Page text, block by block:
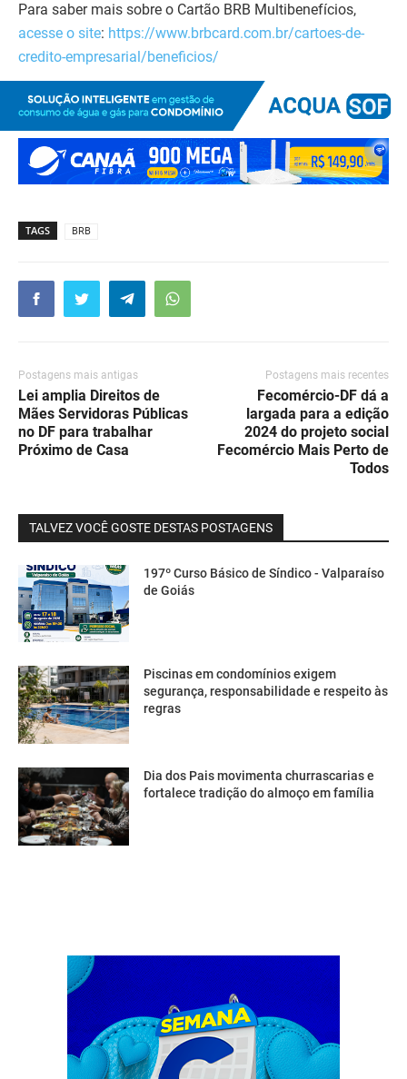
Para saber mais sobre o Cartão BRB Multibenefícios,
acesse o site: https://www.brbcard.com.br/cartoes-de-
credito-empresarial/beneficios/
TAGS BRB
Postagens mais antigas
Lei amplia Direitos de
Mães Servidoras Públicas
no DF para trabalhar
Próximo de Casa
Postagens mais recentes
Fecomércio-DF dá a
largada para a edição
2024 do projeto social
Fecomércio Mais Perto de
Todos
TALVEZ VOCÊ GOSTE DESTAS POSTAGENS
197º Curso Básico de Síndico - Valparaíso
de Goiás
Piscinas em condomínios exigem
segurança, responsabilidade e respeito às
regras
Dia dos Pais movimenta churrascarias e
fortalece tradição do almoço em família